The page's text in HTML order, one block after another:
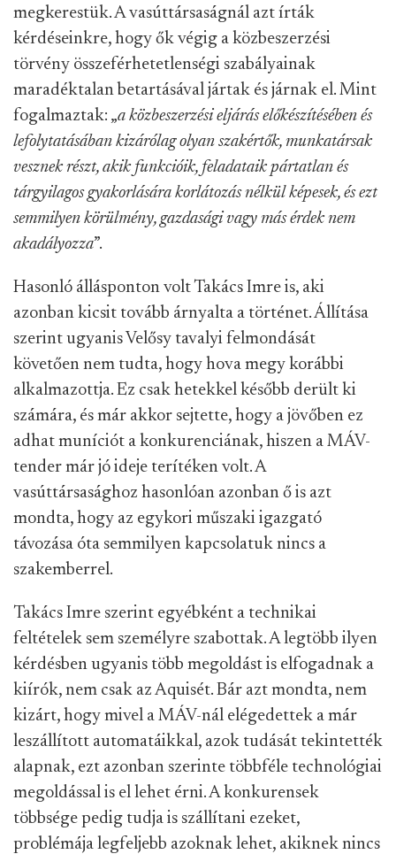
megkerestük. A vasúttársaságnál azt írták
kérdéseinkre, hogy ők végig a közbeszerzési
törvény összeférhetetlenségi szabályainak
maradéktalan betartásával jártak és járnak el. Mint
fogalmaztak: „a közbeszerzési eljárás előkészítésében és
lefolytatásában kizárólag olyan szakértők, munkatársak
vesznek részt, akik funkcióik, feladataik pártatlan és
tárgyilagos gyakorlására korlátozás nélkül képesek, és ezt
semmilyen körülmény, gazdasági vagy más érdek nem
akadályozza”.
Hasonló állásponton volt Takács Imre is, aki
azonban kicsit tovább árnyalta a történet. Állítása
szerint ugyanis Velősy tavalyi felmondását
követően nem tudta, hogy hova megy korábbi
alkalmazottja. Ez csak hetekkel később derült ki
számára, és már akkor sejtette, hogy a jövőben ez
adhat muníciót a konkurenciának, hiszen a MÁV-
tender már jó ideje terítéken volt. A
vasúttársasághoz hasonlóan azonban ő is azt
mondta, hogy az egykori műszaki igazgató
távozása óta semmilyen kapcsolatuk nincs a
szakemberrel.
Takács Imre szerint egyébként a technikai
feltételek sem személyre szabottak. A legtöbb ilyen
kérdésben ugyanis több megoldást is elfogadnak a
kiírók, nem csak az Aquisét. Bár azt mondta, nem
kizárt, hogy mivel a MÁV-nál elégedettek a már
leszállított automatáikkal, azok tudását tekintették
alapnak, ezt azonban szerinte többféle technológiai
megoldással is el lehet érni. A konkurensek
többsége pedig tudja is szállítani ezeket,
problémája legfeljebb azoknak lehet, akiknek nincs